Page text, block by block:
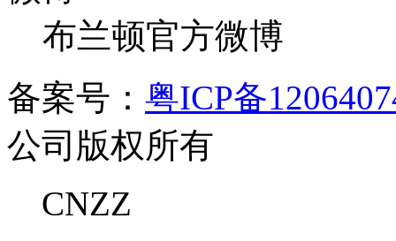
布兰顿官方微博
备案号： 粤ICP备
公司版权所有
CNZZ